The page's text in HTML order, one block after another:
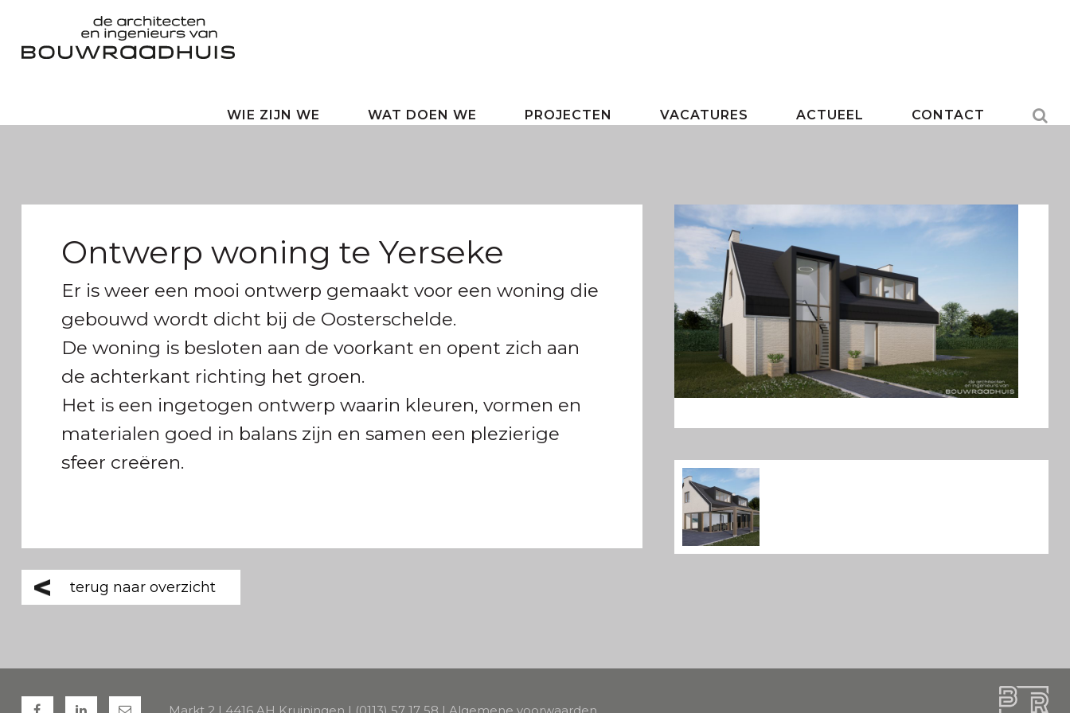
WIE ZIJN WE WAT DOEN WE PROJECTEN VACATURES ACTUEEL CONTACT
Ontwerp woning te Yerseke
Er is weer een mooi ontwerp gemaakt voor een woning die
gebouwd wordt dicht bij de Oosterschelde.
De woning is besloten aan de voorkant en opent zich aan
de achterkant richting het groen.
Het is een ingetogen ontwerp waarin kleuren, vormen en
materialen goed in balans zijn en samen een plezierige
sfeer creëren.
terug naar overzicht